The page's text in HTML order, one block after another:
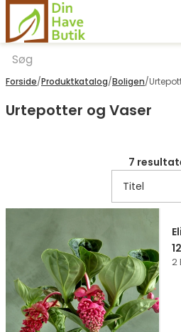
Category: 1 Category: 2
Category: 5 Category: 6
E-mail *
Adgangskode *
Log ind
Forside/Produktkatalog/Boligen/
Urtepotter og Vaser
7
Titel
2